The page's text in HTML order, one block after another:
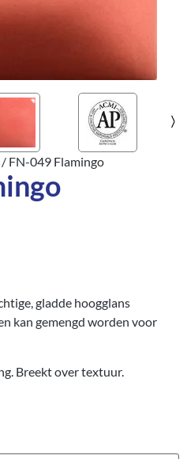
/ FN-049 Flamingo
gladde hoogglans
kan gemengd worden voor
Breekt over textuur.